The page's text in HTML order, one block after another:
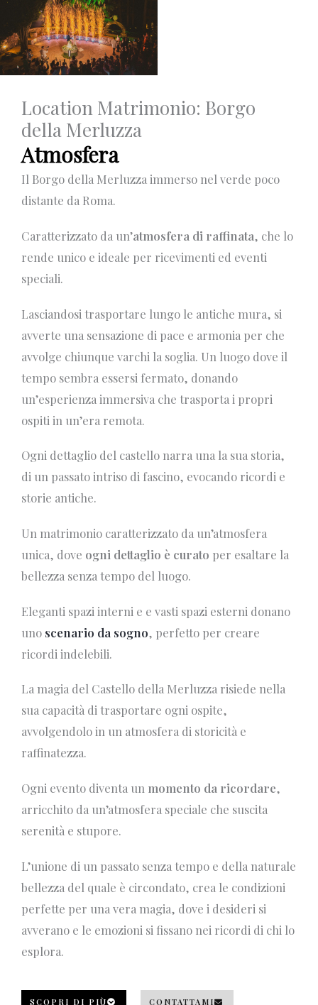
Location Matrimonio: Borgo
della Merluzza
Atmosfera
Il Borgo della Merluzza immerso nel verde poco
distante da Roma.
Caratterizzato da un’atmosfera di raffinata, che lo
rende unico e ideale per ricevimenti ed eventi
speciali.
Lasciandosi trasportare lungo le antiche mura, si
avverte una sensazione di pace e armonia per che
avvolge chiunque varchi la soglia. Un luogo dove il
tempo sembra essersi fermato, donando
un’esperienza immersiva che trasporta i propri
ospiti in un’era remota.
Ogni dettaglio del castello narra una la sua storia,
di un passato intriso di fascino, evocando ricordi e
storie antiche.
Un matrimonio caratterizzato da un’atmosfera
unica, dove ogni dettaglio è curato per esaltare la
bellezza senza tempo del luogo.
Eleganti spazi interni e e vasti spazi esterni donano
uno scenario da sogno, perfetto per creare
ricordi indelebili.
La magia del Castello della Merluzza risiede nella
sua capacità di trasportare ogni ospite,
avvolgendolo in un atmosfera di storicità e
raffinatezza.
Ogni evento diventa un momento da ricordare,
arricchito da un’atmosfera speciale che suscita
serenità e stupore.
L’unione di un passato senza tempo e della naturale
bellezza del quale è circondato, crea le condizioni
perfette per una vera magia, dove i desideri si
avverano e le emozioni si fissano nei ricordi di chi lo
esplora.
SCOPRI DI PIÙ CONTATTAMI